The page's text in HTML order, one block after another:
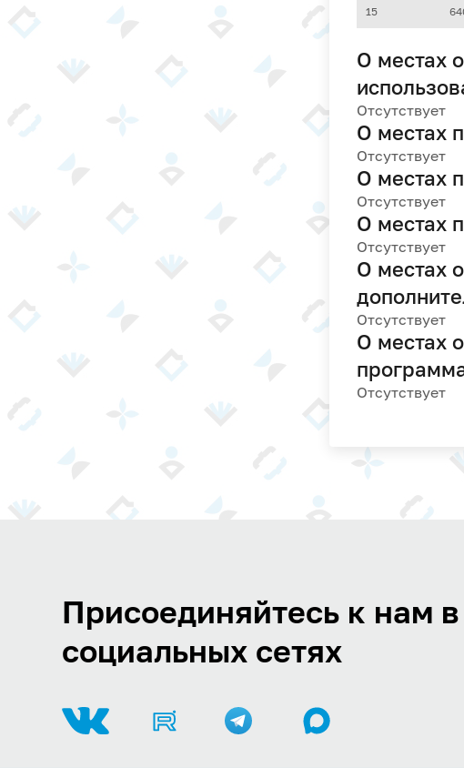
15
О местах
Отсутствует
О местах
Отсутствует
О местах
Отсутствует
О местах
Отсутствует
О местах
Отсутствует
О местах
Отсутствует
Присоединяйтесь к нам в
социальных сетях